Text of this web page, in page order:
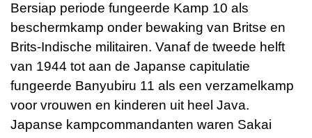
Bersiap periode fungeerde Kamp 10 als
beschermkamp onder bewaking van Britse en
Brits-Indische militairen. Vanaf de tweede helft
van 1944 tot aan de Japanse capitulatie
fungeerde Banyubiru 11 als een verzamelkamp
voor vrouwen en kinderen uit heel Java.
Japanse kampcommandanten waren Sakai